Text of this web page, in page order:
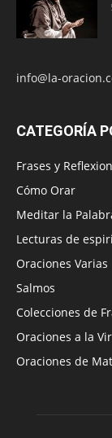
info@la-
CATEGORÍA
Frases y
Cómo Orar
Meditar la
Lecturas de
Oraciones Varias
Salmos
Colecciones de
Oraciones a la
Oraciones de